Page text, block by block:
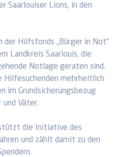
Saarlouiser Lions, in den
der Hilfsfonds „Bürger in Not“
Landkreis Saarlouis, die
Notlage geraten sind.
Hilfesuchenden mehrheitlich
im Grundsicherungsbezug
Väter.
die Initiative des
und zählt damit zu den